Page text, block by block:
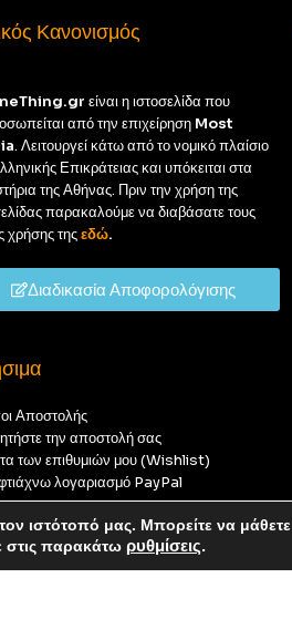
Κανονισμός
είναι η ιστοσελίδα που
από την επιχείρηση Most
. Λειτουργεί κάτω από το νομικό πλαίσιο
Επικράτειας και υπόκειται στα
της Αθήνας. Πριν την χρήση της
παρακαλούμε να διαβάσατε τους
χρήσης τηςεδώ.
Διαδικασία Αποφορολόγισης
Αποστολής
την αποστολή σας
των επιθυμιών μου (Wishlist)
λογαριασμό PayPal
ιστότοπό μας. Μπορείτε να μάθετε
στις παρακάτω ρυθμίσεις.